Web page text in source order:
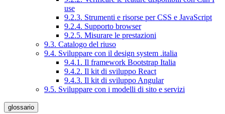
use
9.2.3. Strumenti e risorse per CSS e JavaScript
9.2.4. Supporto browser
9.2.5. Misurare le prestazioni
9.3. Catalogo del riuso
9.4. Sviluppare con il design system .italia
9.4.1. Il framework Bootstrap Italia
9.4.2. Il kit di sviluppo React
9.4.3. Il kit di sviluppo Angular
9.5. Sviluppare con i modelli di sito e servizi
glossario